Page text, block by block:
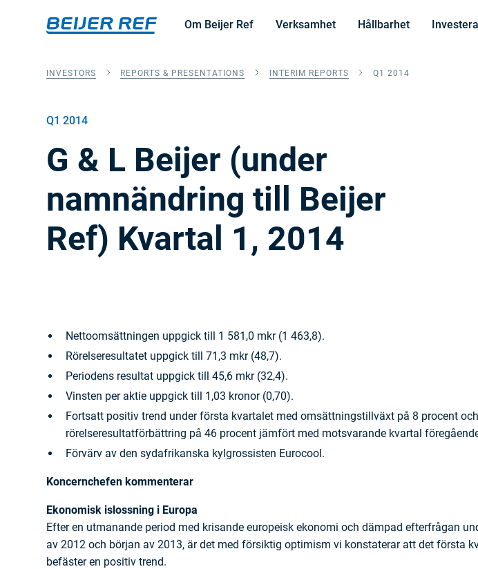
Om Beijer Ref Verksamhet Hållbarhet
INVESTORS REPORTS & PRESENTATIONS INTERIM REPORTS Q1 2014
Q1 2014
G & L Beijer (under
namnändring till Beijer
Ref) Kvartal 1, 2014
Nettoomsättningen uppgick till 1 581,0 mkr (1 463,8).
Rörelseresultatet uppgick till 71,3 mkr (48,7).
Periodens resultat uppgick till 45,6 mkr (32,4).
Vinsten per aktie uppgick till 1,03 kronor (0,70).
Fortsatt positiv trend under första kvartalet med omsättningstillväxt på 8 procent och
rörelseresultatförbättring på 46 procent jämfört med motsvarande kvartal
Förvärv av den sydafrikanska kylgrossisten Eurocool.
Koncernchefen kommenterar
Ekonomisk islossning i Europa
Efter en utmanande period med krisande europeisk ekonomi och dämpad efterfrågan
av 2012 och början av 2013, är det med försiktig optimism vi konstaterar att det första
befäster en positiv trend.